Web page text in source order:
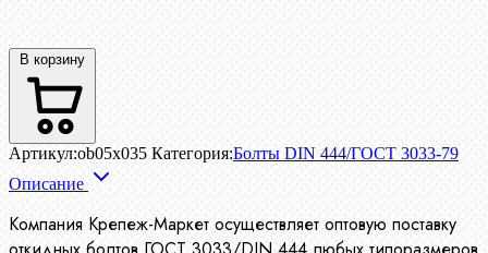
В корзину
Артикул:ob05x035 Категория:Болты DIN 444/ГОСТ 3033-79
Описание
Компания Крепеж-Маркет осуществляет оптовую поставку